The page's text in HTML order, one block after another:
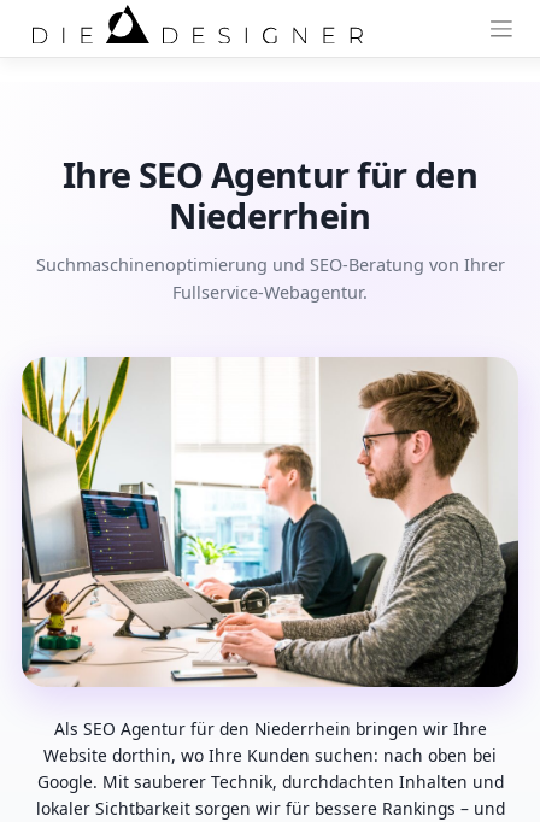
content
Ihre SEO Agentur für den
Niederrhein
Suchmaschinenoptimierung und SEO-Beratung von Ihrer
Fullservice-Webagentur.
Als SEO Agentur für den Niederrhein bringen wir Ihre
Website dorthin, wo Ihre Kunden suchen: nach oben bei
Google. Mit sauberer Technik, durchdachten Inhalten und
lokaler Sichtbarkeit sorgen wir für bessere Rankings – und